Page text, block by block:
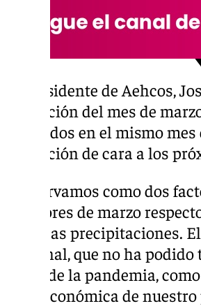
El presidente de Aehcos,
ocupación del mes de
obtenidos en el mismo
ocupación de cara a los
«Observamos como dos
inferiores de marzo
intensas precipitaciones.
nacional, que no ha
antes de la pandemia,
socioeconómica de